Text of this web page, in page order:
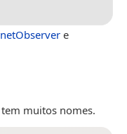
e
muitos nomes.